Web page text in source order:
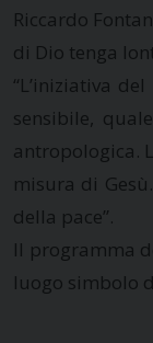
Riccardo
di Dio tenga
“L’iniziativa
sensibile,
antropologica.
misura di
della pace”.
Il programma
luogo simbolo